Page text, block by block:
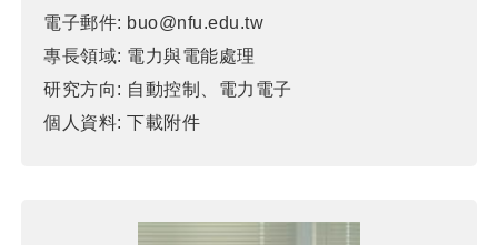
電子郵件: buo@nfu.edu.tw
專長領域: 電力與電能處理
研究方向: 自動控制、電力電子
個人資料: 下載附件